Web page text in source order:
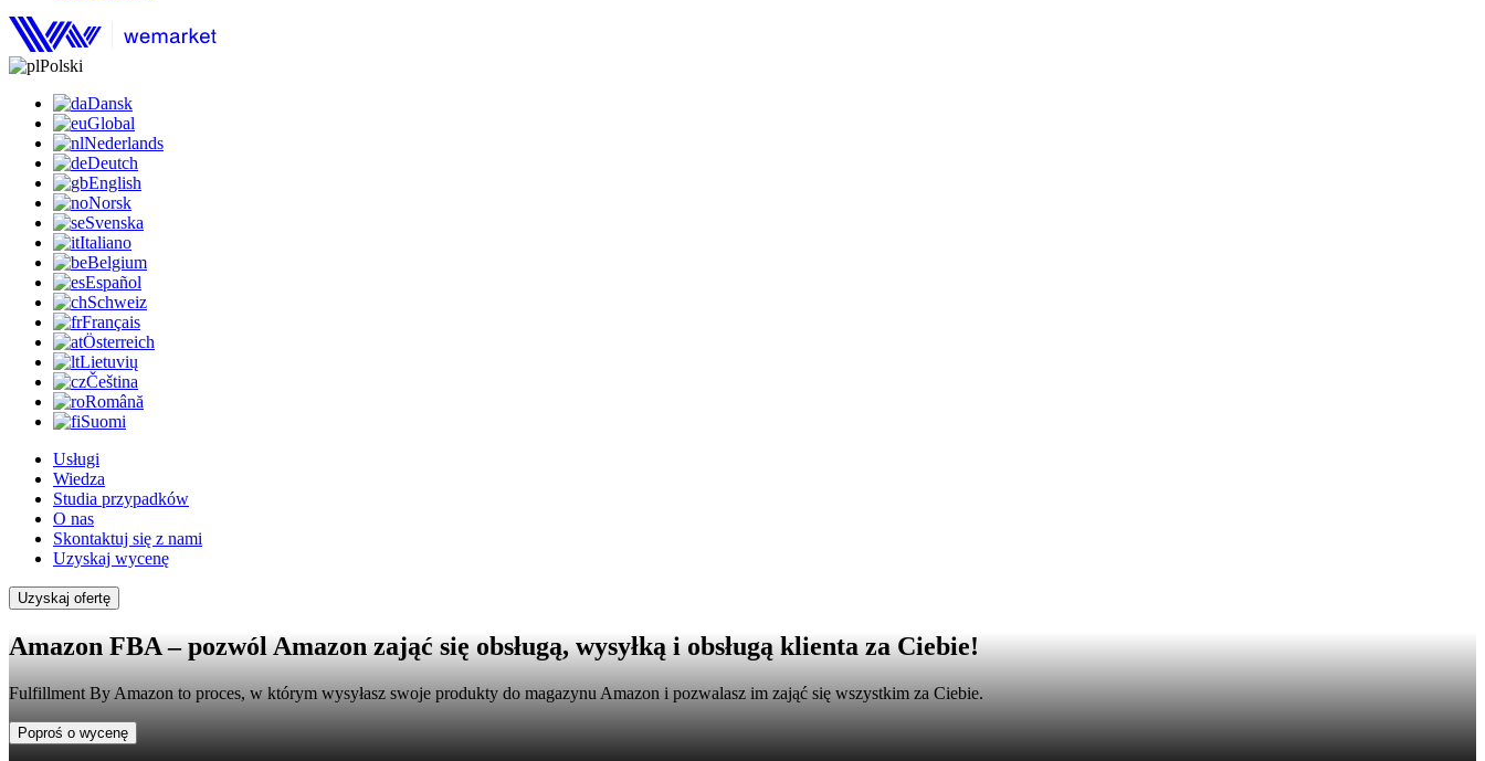
Polski
Dansk
Global
Nederlands
Deutch
English
Norsk
Svenska
Italiano
Belgium
Español
Schweiz
Français
Österreich
Lietuvių
Čeština
Română
Suomi
Usługi
Wiedza
Studia przypadków
O nas
Skontaktuj się z nami
Uzyskaj wycenę
Uzyskaj ofertę
Amazon FBA– pozwól Amazon zająć się obsługą, wysyłką i obsługą klienta za Ciebie!
Fulfillment By Amazon to proces, w którym wysyłasz swoje produkty do magazynu Amazon i pozwalasz im zająć się wszystkim za Ciebie.
Poproś o wycenę